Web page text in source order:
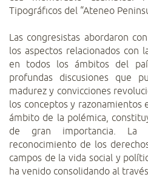
Tipográficos del “Ateneo
Las congresistas abordaron
los aspectos relacionados con
en todos los ámbitos del
profundas discusiones que
madurez y convicciones
los conceptos y razonamientos
ámbito de la polémica,
de gran importancia.
reconocimiento de los
campos de la vida social y
ha venido consolidando al